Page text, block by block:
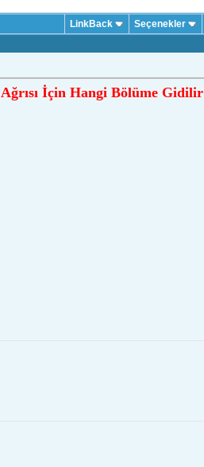
LinkBack Seçenekler
İçin Hangi Bölüme Gidilir